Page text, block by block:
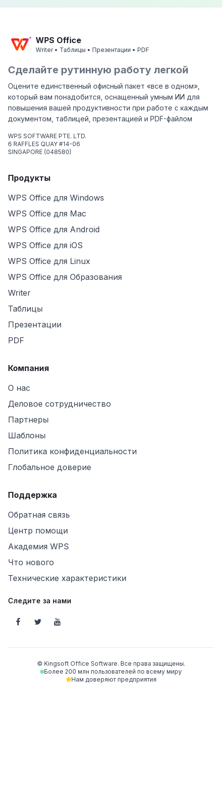
WPS Office
Writer • Таблицы • Презентации • PDF
Сделайте рутинную работу легкой
Оцените единственный офисный пакет «все в одном»,
который вам понадобится, оснащенный умным ИИ для
повышения вашей продуктивности при работе с каждым
документом, таблицей, презентацией и PDF-файлом
WPS SOFTWARE PTE. LTD.
6 RAFFLES QUAY #14-06
SINGAPORE (048580)
Продукты
WPS Office для Windows
WPS Office для Mac
WPS Office для Android
WPS Office для iOS
WPS Office для Linux
WPS Office для Образования
Writer
Таблицы
Презентации
PDF
Компания
О нас
Деловое сотрудничество
Партнеры
Шаблоны
Политика конфиденциальности
Глобальное доверие
Поддержка
Обратная связь
Центр помощи
Академия WPS
Что нового
Технические характеристики
Следите за нами
© Kingsoft Office Software. Все права защищены.
Более 200 млн пользователей по всему миру
Нам доверяют предприятия